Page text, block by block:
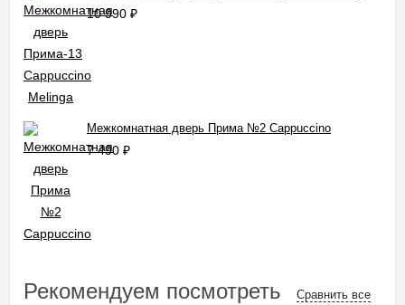
10 990 ₽
Межкомнатная дверь Прима №2 Cappuccino
7 490 ₽
Рекомендуем посмотреть Сравнить все